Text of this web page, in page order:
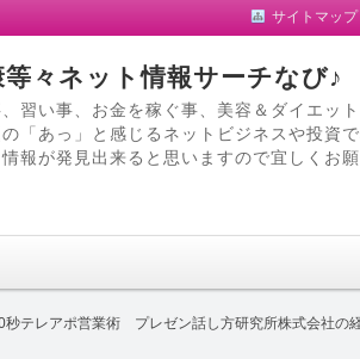
サイトマップ
々ネット情報サーチなび♪
習い事、お金を稼ぐ事、美容＆ダイエッ
「あっ」と感じるネットビジネスや投資
報が発見出来ると思いますので宜しくお願
秒テレアポ営業術 プレゼン話し方研究所株式会社の